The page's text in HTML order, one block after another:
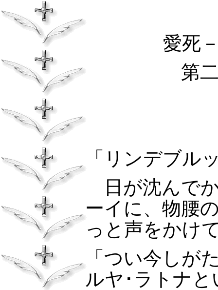
愛死
第
「リンデブル
日が沈んで
ーイに、物腰
っと声をかけ
「つい今しが
ルヤ･ラトナ